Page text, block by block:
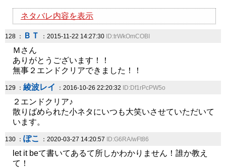
ネタバレ内容を表示
128 ： ＢＴ ：2015-11-22 14:27:30 ID:trWkOmCOBI
Ｍさん
ありがとうございます！！
無事２エンドクリアできました！！
129 ： 綾波レイ ：2016-10-26 22:20:32 ID:Df1rPcPW5o
２エンドクリア♪
散りばめられた小ネタにいつも大笑いさせていただいて
います。
130 ： ぽこ ：2020-03-27 14:20:57 ID:G6RA/wFt86
let it beて書いてあるて所しかわかりません！誰か教え
て！